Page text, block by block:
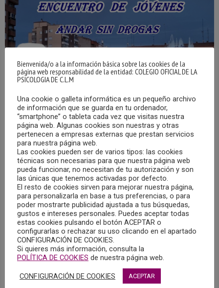
ENCUENTRO DE JÓVENES “ANDAR SIN DROGAS”
08/05/2024
Los días 8 y 9 de junio de 2024, a las 17:00 h., en las
instalaciones del Hotel Europa (C/ San Antonio Nº 39,
Albacete, se va a desarrollar el encuentro de jóvenes
“Andar sin drogas”, organizado por la Asociación Caminar.
MÁS
Bienvenida/o a la información básica sobre las cookies de la
página web responsabilidad de la entidad: COLEGIO OFICIAL DE LA
PSICOLOGIA DE C.L.M
Una cookie o galleta informática es un pequeño archivo
de información que se guarda en tu ordenador,
“smartphone” o tableta cada vez que visitas nuestra
página web. Algunas cookies son nuestras y otras
pertenecen a empresas externas que prestan servicios
para nuestra página web.
Las cookies pueden ser de varios tipos: las cookies
técnicas son necesarias para que nuestra página web
pueda funcionar, no necesitan de tu autorización y son
las únicas que tenemos activadas por defecto.
El resto de cookies sirven para mejorar nuestra página,
para personalizarla en base a tus preferencias, o para
poder mostrarte publicidad ajustada a tus búsquedas,
gustos e intereses personales. Puedes aceptar todas
estas cookies pulsando el botón ACEPTAR o
configurarlas o rechazar su uso clicando en el apartado
CONFIGURACIÓN DE COOKIES.
Si quieres más información, consulta la
POLÍTICA DE COOKIES de nuestra página web.
CONFIGURACIÓN DE COOKIES ACEPTAR